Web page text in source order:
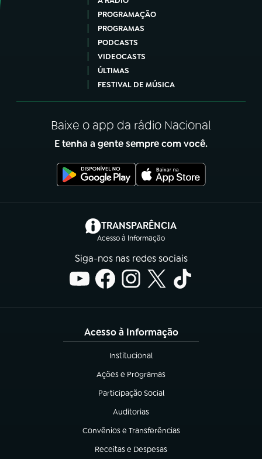
PROGRAMAÇÃO
PROGRAMAS
PODCASTS
VIDEOCASTS
ÚLTIMAS
FESTIVAL DE MÚSICA
Baixe o app da rádio Nacional
E tenha a gente sempre com você.
TRANSPARÊNCIA
Acesso à Informação
(abre em nova aba)
Siga-nos nas redes sociais
Acesso à Informação
Institucional
(abre em nova aba)
Ações e Programas
(abre em nova aba)
Participação Social
(abre em nova aba)
Auditorias
(abre em nova aba)
Convênios e Transferências
(abre em nova aba)
Receitas e Despesas
(abre em nova aba)